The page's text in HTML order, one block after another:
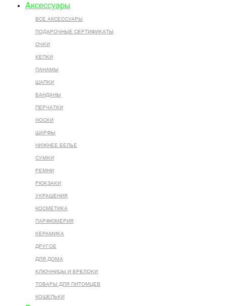
Аксессуары
ВСЕ AКСЕССУАРЫ
ПОДАРОЧНЫЕ СЕРТИФИКАТЫ
ОЧКИ
КЕПКИ
ПАНАМЫ
ШАПКИ
БАНДАНЫ
ПЕРЧАТКИ
НОСКИ
ШАРФЫ
НИЖНЕЕ БЕЛЬЕ
СУМКИ
РЕМНИ
РЮКЗАКИ
УКРАШЕНИЯ
КОСМЕТИКА
ПАРФЮМЕРИЯ
КЕРАМИКА
ДРУГОЕ
ДЛЯ ДОМА
КЛЮЧНИЦЫ И БРЕЛОКИ
ТОВАРЫ ДЛЯ ПИТОМЦЕВ
КОШЕЛЬКИ